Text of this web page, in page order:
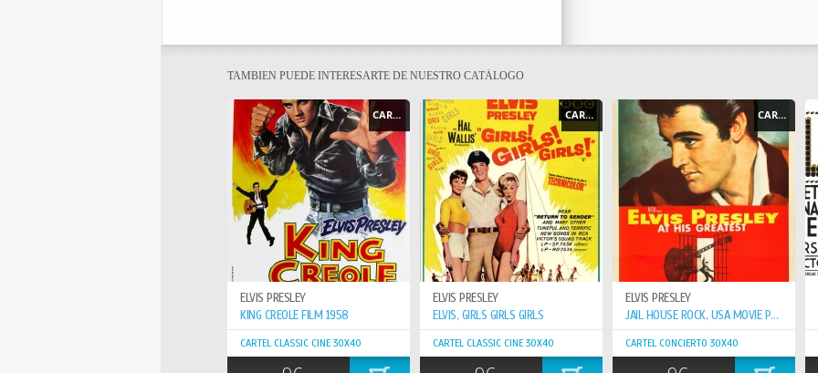
TAMBIEN PUEDE INTERESARTE DE NUESTRO CATÁLOGO
CARTEL - POSTER
ELVIS PRESLEY
KING CREOLE FILM 1958
CARTEL CLASSIC CINE 30X40
CARTEL - POSTER
ELVIS PRESLEY
ELVIS, GIRLS GIRLS GIRLS
CARTEL CLASSIC CINE 30X40
CARTEL - POSTER
ELVIS PRESLEY
JAIL HOUSE ROCK, USA MOVIE POSTER RELEASE CIRCA 1957
CARTEL CONCIERTO 30X40